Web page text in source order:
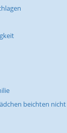
beichten nicht